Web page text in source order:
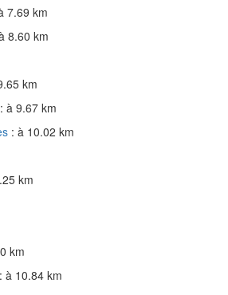
7.69 km
8.60 km
km
: à 9.67 km
: à 10.02 km
km
km
: à 10.84 km